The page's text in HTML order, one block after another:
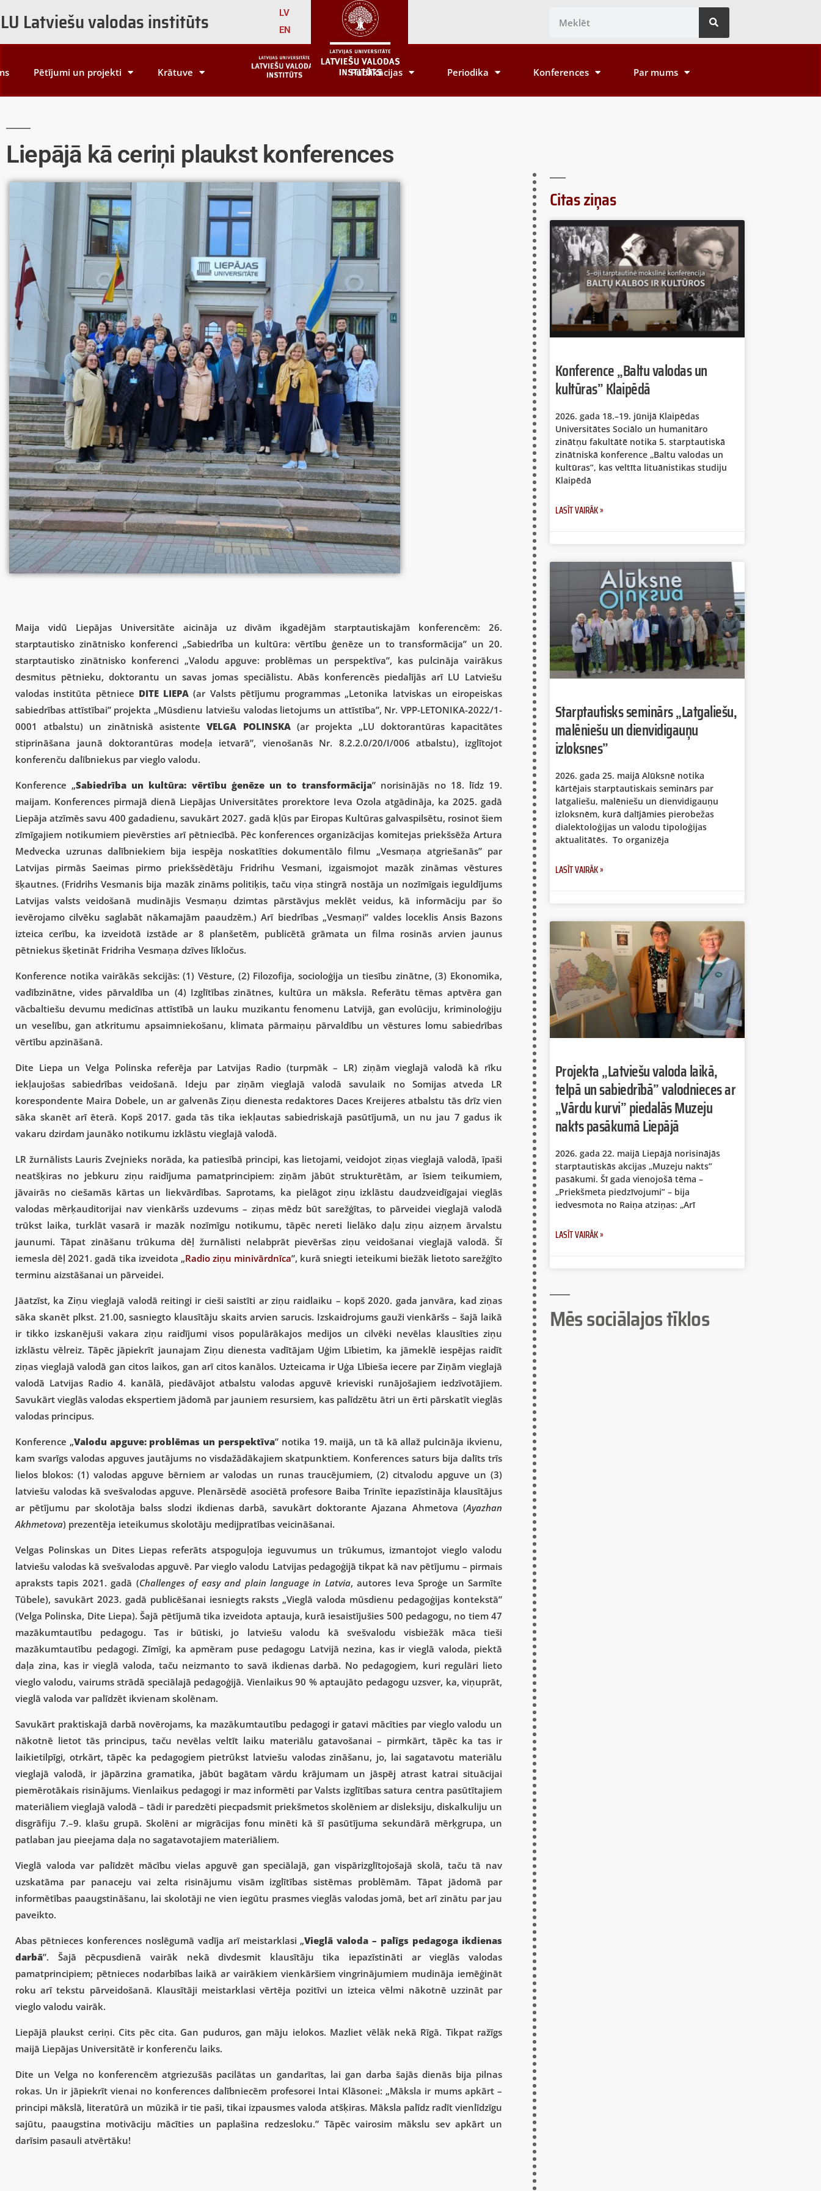
LU Latviešu valodas institūts
LV
EN
Pētījumi un projekti Krātuve Publikācijas Periodika Konferences Par mums
Liepājā kā ceriņi plaukst konferences
Maija vidū Liepājas Universitāte aicināja uz divām ikgadējām starptautiskajām konferencēm: 26.
starptautisko zinātnisko konferenci „Sabiedrība un kultūra: vērtību ģenēze un to transformācija” un 20.
starptautisko zinātnisko konferenci „Valodu apguve: problēmas un perspektīva”, kas pulcināja vairākus
desmitus pētnieku, doktorantu un savas jomas speciālistu. Abās konferencēs piedalījās arī LU Latviešu
valodas institūta pētniece DITE LIEPA (ar Valsts pētījumu programmas „Letonika latviskas un eiropeiskas
sabiedrības attīstībai” projekta „Mūsdienu latviešu valodas lietojums un attīstība”, Nr. VPP-LETONIKA-2022/1-
0001 atbalstu) un zinātniskā asistenteVELGA POLINSKA (ar projekta „LU doktorantūras kapacitātes
stiprināšana jaunā doktorantūras modeļa ietvarā”, vienošanās Nr. 8.2.2.0/20/I/006 atbalstu), izglītojot
konferenču dalībniekus par vieglo valodu.
Konference „Sabiedrība un kultūra: vērtību ģenēze un to transformācija” norisinājās no 18. līdz 19.
maijam. Konferences pirmajā dienā Liepājas Universitātes prorektore Ieva Ozola atgādināja, ka 2025. gadā
Liepāja atzīmēs savu 400 gadadienu, savukārt 2027. gadā kļūs par Eiropas Kultūras galvaspilsētu, rosinot šiem
zīmīgajiem notikumiem pievērsties arī pētniecībā. Pēc konferences organizācijas komitejas priekšsēža Artura
Medvecka uzrunas dalībniekiem bija iespēja noskatīties dokumentālo filmu „Vesmaņa atgriešanās” par
Latvijas pirmās Saeimas pirmo priekšsēdētāju Fridrihu Vesmani, izgaismojot mazāk zināmas vēstures
šķautnes. (Fridrihs Vesmanis bija mazāk zināms politiķis, taču viņa stingrā nostāja un nozīmīgais ieguldījums
Latvijas valsts veidošanā mudinājis Vesmaņu dzimtas pārstāvjus meklēt veidus, kā informāciju par šo
ievērojamo cilvēku saglabāt nākamajām paaudzēm.) Arī biedrības „Vesmaņi” valdes loceklis Ansis Bazons
izteica cerību, ka izveidotā izstāde ar 8 planšetēm, publicētā grāmata un filma rosinās arvien jaunus
pētniekus šķetināt Fridriha Vesmaņa dzīves līkločus.
Konference notika vairākās sekcijās: (1) Vēsture, (2) Filozofija, socioloģija un tiesību zinātne, (3) Ekonomika,
vadībzinātne, vides pārvaldība un (4) Izglītības zinātnes, kultūra un māksla. Referātu tēmas aptvēra gan
vācbaltiešu devumu medicīnas attīstībā un lauku muzikantu fenomenu Latvijā, gan evolūciju, kriminoloģiju
un veselību, gan atkritumu apsaimniekošanu, klimata pārmaiņu pārvaldību un vēstures lomu sabiedrības
vērtību apzināšanā.
Dite Liepa un Velga Polinska referēja par Latvijas Radio (turpmāk – LR) ziņām vieglajā valodā kā rīku
iekļaujošas sabiedrības veidošanā. Ideju par ziņām vieglajā valodā savulaik no Somijas atveda LR
korespondente Maira Dobele, un ar galvenās Ziņu dienesta redaktores Daces Kreijeres atbalstu tās drīz vien
sāka skanēt arī ēterā. Kopš 2017. gada tās tika iekļautas sabiedriskajā pasūtījumā, un nu jau 7 gadus ik
vakaru dzirdam jaunāko notikumu izklāstu vieglajā valodā.
LR žurnālists Lauris Zvejnieks norāda, ka patiesībā principi, kas lietojami, veidojot ziņas vieglajā valodā, īpaši
neatšķiras no jebkuru ziņu raidījuma pamatprincipiem: ziņām jābūt strukturētām, ar īsiem teikumiem,
jāvairās no ciešamās kārtas un liekvārdības. Saprotams, ka pielāgot ziņu izklāstu daudzveidīgajai vieglās
valodas mērķauditorijai nav vienkāršs uzdevums – ziņas mēdz būt sarežģītas, to pārveidei vieglajā valodā
trūkst laika, turklāt vasarā ir mazāk nozīmīgu notikumu, tāpēc nereti lielāko daļu ziņu aizņem ārvalstu
jaunumi. Tāpat zināšanu trūkuma dēļ žurnālisti nelabprāt pievēršas ziņu veidošanai vieglajā valodā. Šī
iemesla dēļ 2021. gadā tika izveidota „Radio ziņu minivārdnīca”, kurā sniegti ieteikumi biežāk lietoto sarežģīto
terminu aizstāšanai un pārveidei.
Jāatzīst, ka Ziņu vieglajā valodā reitingi ir cieši saistīti ar ziņu raidlaiku – kopš 2020. gada janvāra, kad ziņas
sāka skanēt plkst. 21.00, sasniegto klausītāju skaits arvien sarucis. Izskaidrojums gauži vienkāršs – šajā laikā
ir tikko izskanējuši vakara ziņu raidījumi visos populārākajos medijos un cilvēki nevēlas klausīties ziņu
izklāstu vēlreiz. Tāpēc jāpiekrīt jaunajam Ziņu dienesta vadītājam Uģim Lībietim, ka jāmeklē iespējas raidīt
ziņas vieglajā valodā gan citos laikos, gan arī citos kanālos. Uzteicama ir Uģa Lībieša iecere par Ziņām vieglajā
valodā Latvijas Radio 4. kanālā, piedāvājot atbalstu valodas apguvē krieviski runājošajiem iedzīvotājiem.
Savukārt vieglās valodas ekspertiem jādomā par jauniem resursiem, kas palīdzētu ātri un ērti pārskatīt vieglās
valodas principus.
Konference „Valodu apguve: problēmas un perspektīva” notika 19. maijā, un tā kā allaž pulcināja ikvienu,
kam svarīgs valodas apguves jautājums no visdažādākajiem skatpunktiem. Konferences saturs bija dalīts trīs
lielos blokos: (1) valodas apguve bērniem ar valodas un runas traucējumiem, (2) citvalodu apguve un (3)
latviešu valodas kā svešvalodas apguve. Plenārsēdē asociētā profesore Baiba Trinīte iepazīstināja klausītājus
ar pētījumu par skolotāja balss slodzi ikdienas darbā, savukārt doktorante Ajazana Ahmetova (Ayazhan
Akhmetova) prezentēja ieteikumus skolotāju medijpratības veicināšanai.
Velgas Polinskas un Dites Liepas referāts atspoguļoja ieguvumus un trūkumus, izmantojot vieglo valodu
latviešu valodas kā svešvalodas apguvē. Par vieglo valodu Latvijas pedagoģijā tikpat kā nav pētījumu – pirmais
apraksts tapis 2021. gadā (Challenges of easy and plain language in Latvia, autores Ieva Sproģe un Sarmīte
Tūbele), savukārt 2023. gadā publicēšanai iesniegts raksts „Vieglā valoda mūsdienu pedagoģijas kontekstā”
(Velga Polinska, Dite Liepa). Šajā pētījumā tika izveidota aptauja, kurā iesaistījušies 500 pedagogu, no tiem 47
mazākumtautību pedagogu. Tas ir būtiski, jo latviešu valodu kā svešvalodu visbiežāk māca tieši
mazākumtautību pedagogi. Zīmīgi, ka apmēram puse pedagogu Latvijā nezina, kas ir vieglā valoda, piektā
daļa zina, kas ir vieglā valoda, taču neizmanto to savā ikdienas darbā. No pedagogiem, kuri regulāri lieto
vieglo valodu, vairums strādā speciālajā pedagoģijā. Vienlaikus 90 % aptaujāto pedagogu uzsver, ka, viņuprāt,
vieglā valoda var palīdzēt ikvienam skolēnam.
Savukārt praktiskajā darbā novērojams, ka mazākumtautību pedagogi ir gatavi mācīties par vieglo valodu un
nākotnē lietot tās principus, taču nevēlas veltīt laiku materiālu gatavošanai – pirmkārt, tāpēc ka tas ir
laikietilpīgi, otrkārt, tāpēc ka pedagogiem pietrūkst latviešu valodas zināšanu, jo, lai sagatavotu materiālu
vieglajā valodā, ir jāpārzina gramatika, jābūt bagātam vārdu krājumam un jāspēj atrast katrai situācijai
piemērotākais risinājums. Vienlaikus pedagogi ir maz informēti par Valsts izglītības satura centra pasūtītajiem
materiāliem vieglajā valodā – tādi ir paredzēti piecpadsmit priekšmetos skolēniem ar disleksiju, diskalkuliju un
disgrāfiju 7.–9. klašu grupā. Skolēni ar migrācijas fonu minēti kā šī pasūtījuma sekundārā mērķgrupa, un
patlaban jau pieejama daļa no sagatavotajiem materiāliem.
Vieglā valoda var palīdzēt mācību vielas apguvē gan speciālajā, gan vispārizglītojošajā skolā, taču tā nav
uzskatāma par panaceju vai zelta risinājumu visām izglītības sistēmas problēmām. Tāpat jādomā par
informētības paaugstināšanu, lai skolotāji ne vien iegūtu prasmes vieglās valodas jomā, bet arī zinātu par jau
paveikto.
Abas pētnieces konferences noslēgumā vadīja arī meistarklasi „Vieglā valoda – palīgs pedagoga ikdienas
darbā”. Šajā pēcpusdienā vairāk nekā divdesmit klausītāju tika iepazīstināti ar vieglās valodas
pamatprincipiem; pētnieces nodarbības laikā ar vairākiem vienkāršiem vingrinājumiem mudināja iemēģināt
roku arī tekstu pārveidošanā. Klausītāji meistarklasi vērtēja pozitīvi un izteica vēlmi nākotnē uzzināt par
vieglo valodu vairāk.
Liepājā plaukst ceriņi. Cits pēc cita. Gan puduros, gan māju ielokos. Mazliet vēlāk nekā Rīgā. Tikpat ražīgs
maijā Liepājas Universitātē ir konferenču laiks.
Dite un Velga no konferencēm atgriezušās pacilātas un gandarītas, lai gan darba šajās dienās bija pilnas
rokas. Un ir jāpiekrīt vienai no konferences dalībniecēm profesorei Intai Klāsonei: „Māksla ir mums apkārt –
principi mākslā, literatūrā un mūzikā ir tie paši, tikai izpausmes valoda atšķiras. Māksla palīdz radīt vienlīdzīgu
sajūtu, paaugstina motivāciju mācīties un paplašina redzesloku.” Tāpēc vairosim mākslu sev apkārt un
darīsim pasauli atvērtāku!
Citas ziņas
Konference „Baltu valodas un
kultūras” Klaipēdā
2026. gada 18.–19. jūnijā Klaipēdas
Universitātes Sociālo un humanitāro
zinātņu fakultātē notika 5. starptautiskā
zinātniskā konference „Baltu valodas un
kultūras”, kas veltīta lituānistikas studiju
Klaipēdā
LASĪT VAIRĀK »
Starptautisks seminārs „Latgaliešu,
malēniešu un dienvidigauņu
izloksnes”
2026. gada 25. maijā Alūksnē notika
kārtējais starptautiskais seminārs par
latgaliešu, malēniešu un dienvidigauņu
izloksnēm, kurā dalījāmies pierobežas
dialektoloģijas un valodu tipoloģijas
aktualitātēs. To organizēja
LASĪT VAIRĀK »
Projekta „Latviešu valoda laikā,
telpā un sabiedrībā” valodnieces ar
„Vārdu kurvi” piedalās Muzeju
nakts pasākumā Liepājā
2026. gada 22. maijā Liepājā norisinājās
starptautiskās akcijas „Muzeju nakts”
pasākumi. Šī gada vienojošā tēma –
„Priekšmeta piedzīvojumi” – bija
iedvesmota no Raiņa atziņas: „Arī
LASĪT VAIRĀK »
Mēs sociālajos tīklos